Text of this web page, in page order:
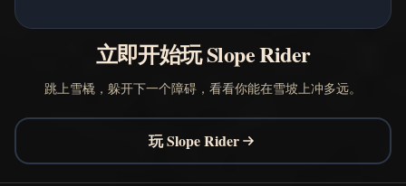
立即开始玩 Slope Rider
跳上雪橇，躲开下一个障碍，看看你能在雪坡上冲多远。
玩 Slope Rider